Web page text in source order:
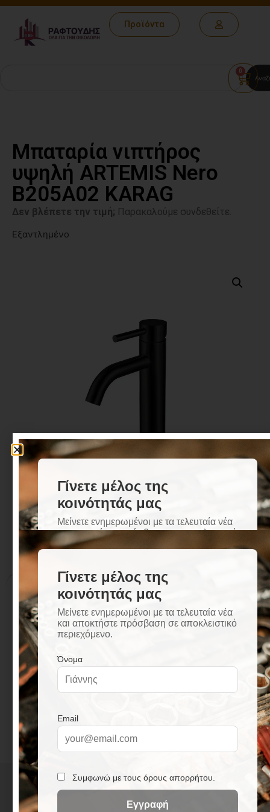
Προϊόντα
0
Μπαταρία νιπτήρος
υψηλή ARTEMIS Nero
B205A02 KARAG
Δεν βλέπετε την τιμή; Παρακαλούμε συνδεθείτε.
Εξαντλημένο
Περιγραφή
Μηχανισμός κεραμικών δίσκων
Άριστη ποιότητα επινικέλωσης πάχους 12
micron
+
3